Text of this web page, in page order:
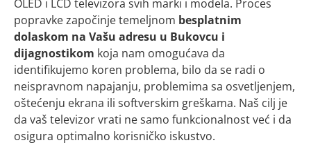
OLED i LCD televizora svih marki i modela. Proces
popravke započinje temeljnom besplatnim
dolaskom na Vašu adresu u Bukovcu i
dijagnostikom koja nam omogućava da
identifikujemo koren problema, bilo da se radi o
neispravnom napajanju, problemima sa osvetljenjem,
oštećenju ekrana ili softverskim greškama. Naš cilj je
da vaš televizor vrati ne samo funkcionalnost već i da
osigura optimalno korisničko iskustvo.